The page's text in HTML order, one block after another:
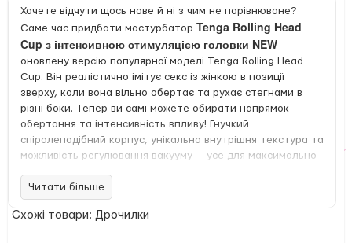
Хочете відчути щось нове й ні з чим не порівнюване?
Саме час придбати мастурбатор Tenga Rolling Head
Cup з інтенсивною стимуляцією головки NEW —
оновлену версію популярної моделі Tenga Rolling Head
Cup. Він реалістично імітує секс із жінкою в позиції
зверху, коли вона вільно обертає та рухає стегнами в
різні боки. Тепер ви самі можете обирати напрямок
обертання та інтенсивність впливу! Гнучкий
спіралеподібний корпус, унікальна внутрішня текстура та
можливість регулювання вакууму — усе для максимально
Насолоджуйтесь на всі 360°! Крутіть, тягніть і повертайте
його так, як вам хочеться —
Читати більше
Схожі товари: Дрочилки